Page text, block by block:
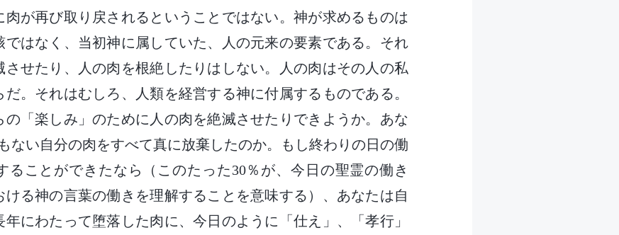
肉が再び取り戻されるということではない。神が求めるものは
ではなく、当初神に属していた、人の元来の要素である。それ
させたり、人の肉を根絶したりはしない。人の肉はその人の私
。それはむしろ、人類を経営する神に付属するものである。
の「楽しみ」のために人の肉を絶滅させたりできようか。あな
ない自分の肉をすべて真に放棄したのか。もし終わりの日の働
ることができたなら（このたった30％が、今日の聖霊の働き
ける神の言葉の働きを理解することを意味する）、あなたは自
にわたって堕落した肉に、今日のように「仕え」、「孝行」